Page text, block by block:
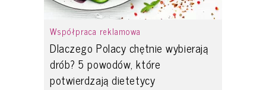
Współpraca reklamowa
Dlaczego Polacy chętnie wybierają
drób? 5 powodów, które
potwierdzają dietetycy